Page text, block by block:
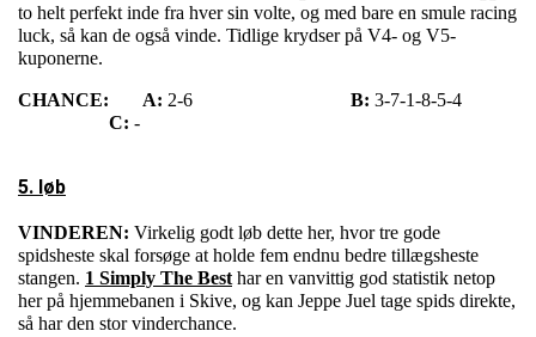
to helt perfekt inde fra hver sin volte, og med bare en smule racing
luck, så kan de også vinde. Tidlige krydser på V4- og V5-
kuponerne.
CHANCE: A: 2-6 B: 3-7-1-8-5-4
C: -
5. løb
VINDEREN: Virkelig godt løb dette her, hvor tre gode
spidsheste skal forsøge at holde fem endnu bedre tillægsheste
stangen. 1 Simply The Besthar en vanvittig god statistik netop
her på hjemmebanen i Skive, og kan Jeppe Juel tage spids direkte,
så har den stor vinderchance.